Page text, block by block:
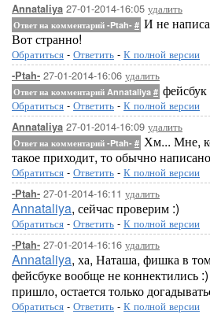
Annataliya 27-01-2014-16:05 удалить
Ответ на комментарий -Ptah- # И не
Вот странно!
Обратиться - Ответить - К полной версии
-Ptah- 27-01-2014-16:06 удалить
Ответ на комментарий Annataliya #
Обратиться - Ответить - К полной версии
Annataliya 27-01-2014-16:09 удалить
Ответ на комментарий -Ptah- # Хм... Мне,
такое приходит, то обычно
Обратиться - Ответить - К полной версии
-Ptah- 27-01-2014-16:11 удалить
Annataliya, сейчас проверим :)
Обратиться - Ответить - К полной версии
-Ptah- 27-01-2014-16:16 удалить
Annataliya, ха, Наташа, фишка в
фейсбуке вообще не коннектились
пришло, остается только
Обратиться - Ответить - К полной версии